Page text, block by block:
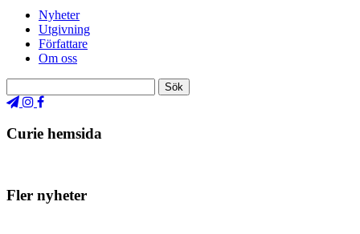
Nyheter
Utgivning
Författare
Om oss
Curie hemsida
Fler nyheter